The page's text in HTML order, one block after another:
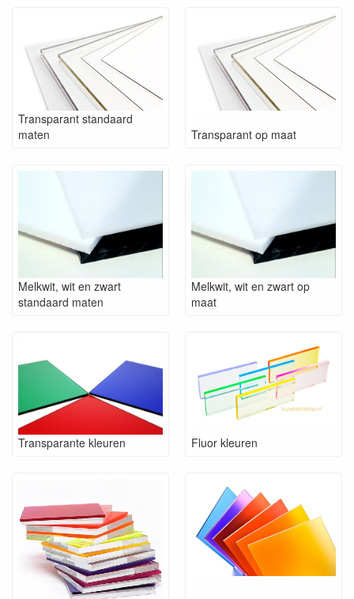
Transparant standaard
maten
Transparant op maat
Melkwit, wit en zwart
standaard maten
Melkwit, wit en zwart op
maat
Transparante kleuren Fluor kleuren